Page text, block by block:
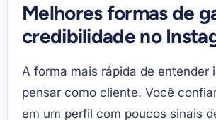
Melhores formas de
credibilidade no
A forma mais rápida de entender
pensar como cliente. Você
em um perfil com poucos sinais